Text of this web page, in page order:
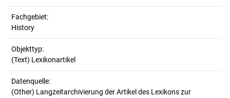
Fachgebiet:
History
Objekttyp:
(Text) Lexikonartikel
Datenquelle:
(Other) Langzeitarchivierung der Artikel des Lexikons zur